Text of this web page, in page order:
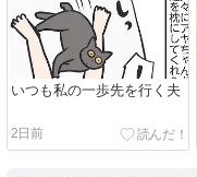
いつも私の一歩先を行く夫
2日前